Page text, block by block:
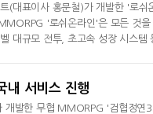
(대표이사 홍문철)가 개발한 '로
'로쉬온라인'은 모든 것
대규모 전투, 초고속 성장 시스
내 서비스 진행
개발한 무협 MMORPG '검협정